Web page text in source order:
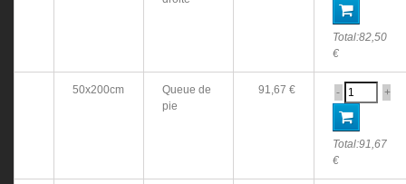
Total:82,50
€
50x200cm
Queue de
pie
91,67 € - +
Total:91,67
€